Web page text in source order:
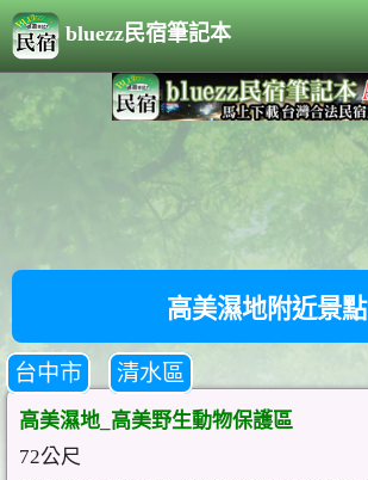
bluezz民宿筆記本
高美濕地附近景點
台中市 清水區
高美濕地_高美野生動物保護區
72公尺